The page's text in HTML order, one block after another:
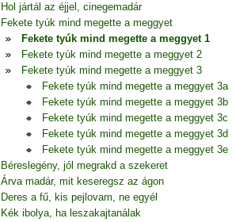
Hol jártál az éjjel, cinegemadár
Fekete tyúk mind megette a meggyet
Fekete tyúk mind megette a meggyet 1
Fekete tyúk mind megette a meggyet 2
Fekete tyúk mind megette a meggyet 3
Fekete tyúk mind megette a meggyet 3a
Fekete tyúk mind megette a meggyet 3b
Fekete tyúk mind megette a meggyet 3c
Fekete tyúk mind megette a meggyet 3d
Fekete tyúk mind megette a meggyet 3e
Béreslegény, jól megrakd a szekeret
Árva madár, mit keseregsz az ágon
Deres a fű, kis pejlovam, ne egyél
Kék ibolya, ha leszakajtanálak